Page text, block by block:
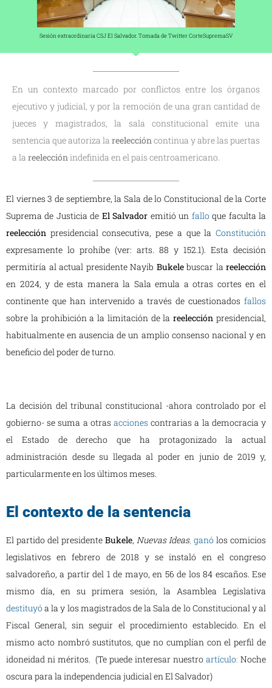
Sesión extraordinaria CSJ El Salvador. Tomada de Twitter CorteSupremaSV
En un contexto marcado por conflictos entre los órganos
ejecutivo y judicial, y por la remoción de una gran cantidad de
jueces y magistrados, la sala constitucional emite una
sentencia que autoriza la reeleccióncontinua y abre las puertas
a la reelecciónindefinida en el país centroamericano.
El viernes 3 de septiembre, la Sala de lo Constitucional de la Corte
Suprema de Justicia de El Salvador emitió un fallo que faculta la
reelección presidencial consecutiva, pese a que la Constitución
expresamente lo prohíbe (ver: arts. 88 y 152.1). Esta decisión
permitiría al actual presidente Nayib Bukelebuscar la reelección
en 2024, y de esta manera la Sala emula a otras cortes en el
continente que han intervenido a través de cuestionados fallos
sobre la prohibición a la limitación de lareelección presidencial,
habitualmente en ausencia de un amplio consenso nacional y en
beneficio del poder de turno.
La decisión del tribunal constitucional -ahora controlado por el
gobierno- se suma a otras acciones contrarias a la democracia y
el Estado de derecho que ha protagonizado la actual
administración desde su llegada al poder en junio de 2019 y,
particularmente en los últimos meses.
El contexto de la sentencia
El partido del presidente Bukele, Nuevas Ideas, ganó los comicios
legislativos en febrero de 2018 y se instaló en el congreso
salvadoreño, a partir del 1 de mayo, en 56 de los 84 escaños. Ese
mismo día, en su primera sesión, la Asamblea Legislativa
destituyóa la y los magistrados de la Sala de lo Constitucional y al
Fiscal General, sin seguir el procedimiento establecido. En el
mismo acto nombró sustitutos, que no cumplían con el perfil de
idoneidad ni méritos. (Te puede interesar nuestro artículo: Noche
oscura para la independencia judicial en El Salvador)